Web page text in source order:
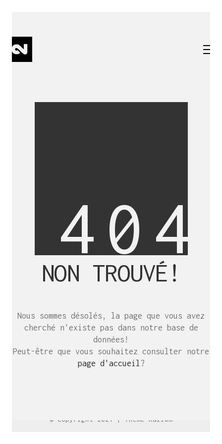
4 0 4
NON TROUVÉ!
Nous sommes désolés, la page que vous avez
cherché n'existe pas dans notre base de
données!
Peut-être que vous souhaitez consulter notre
page d'accueil ?
C’est toujours mieux de se voir
afin de parler le même langage.
atelier@crayon-noir.re
© Copyright 2021 | Thème Kalium